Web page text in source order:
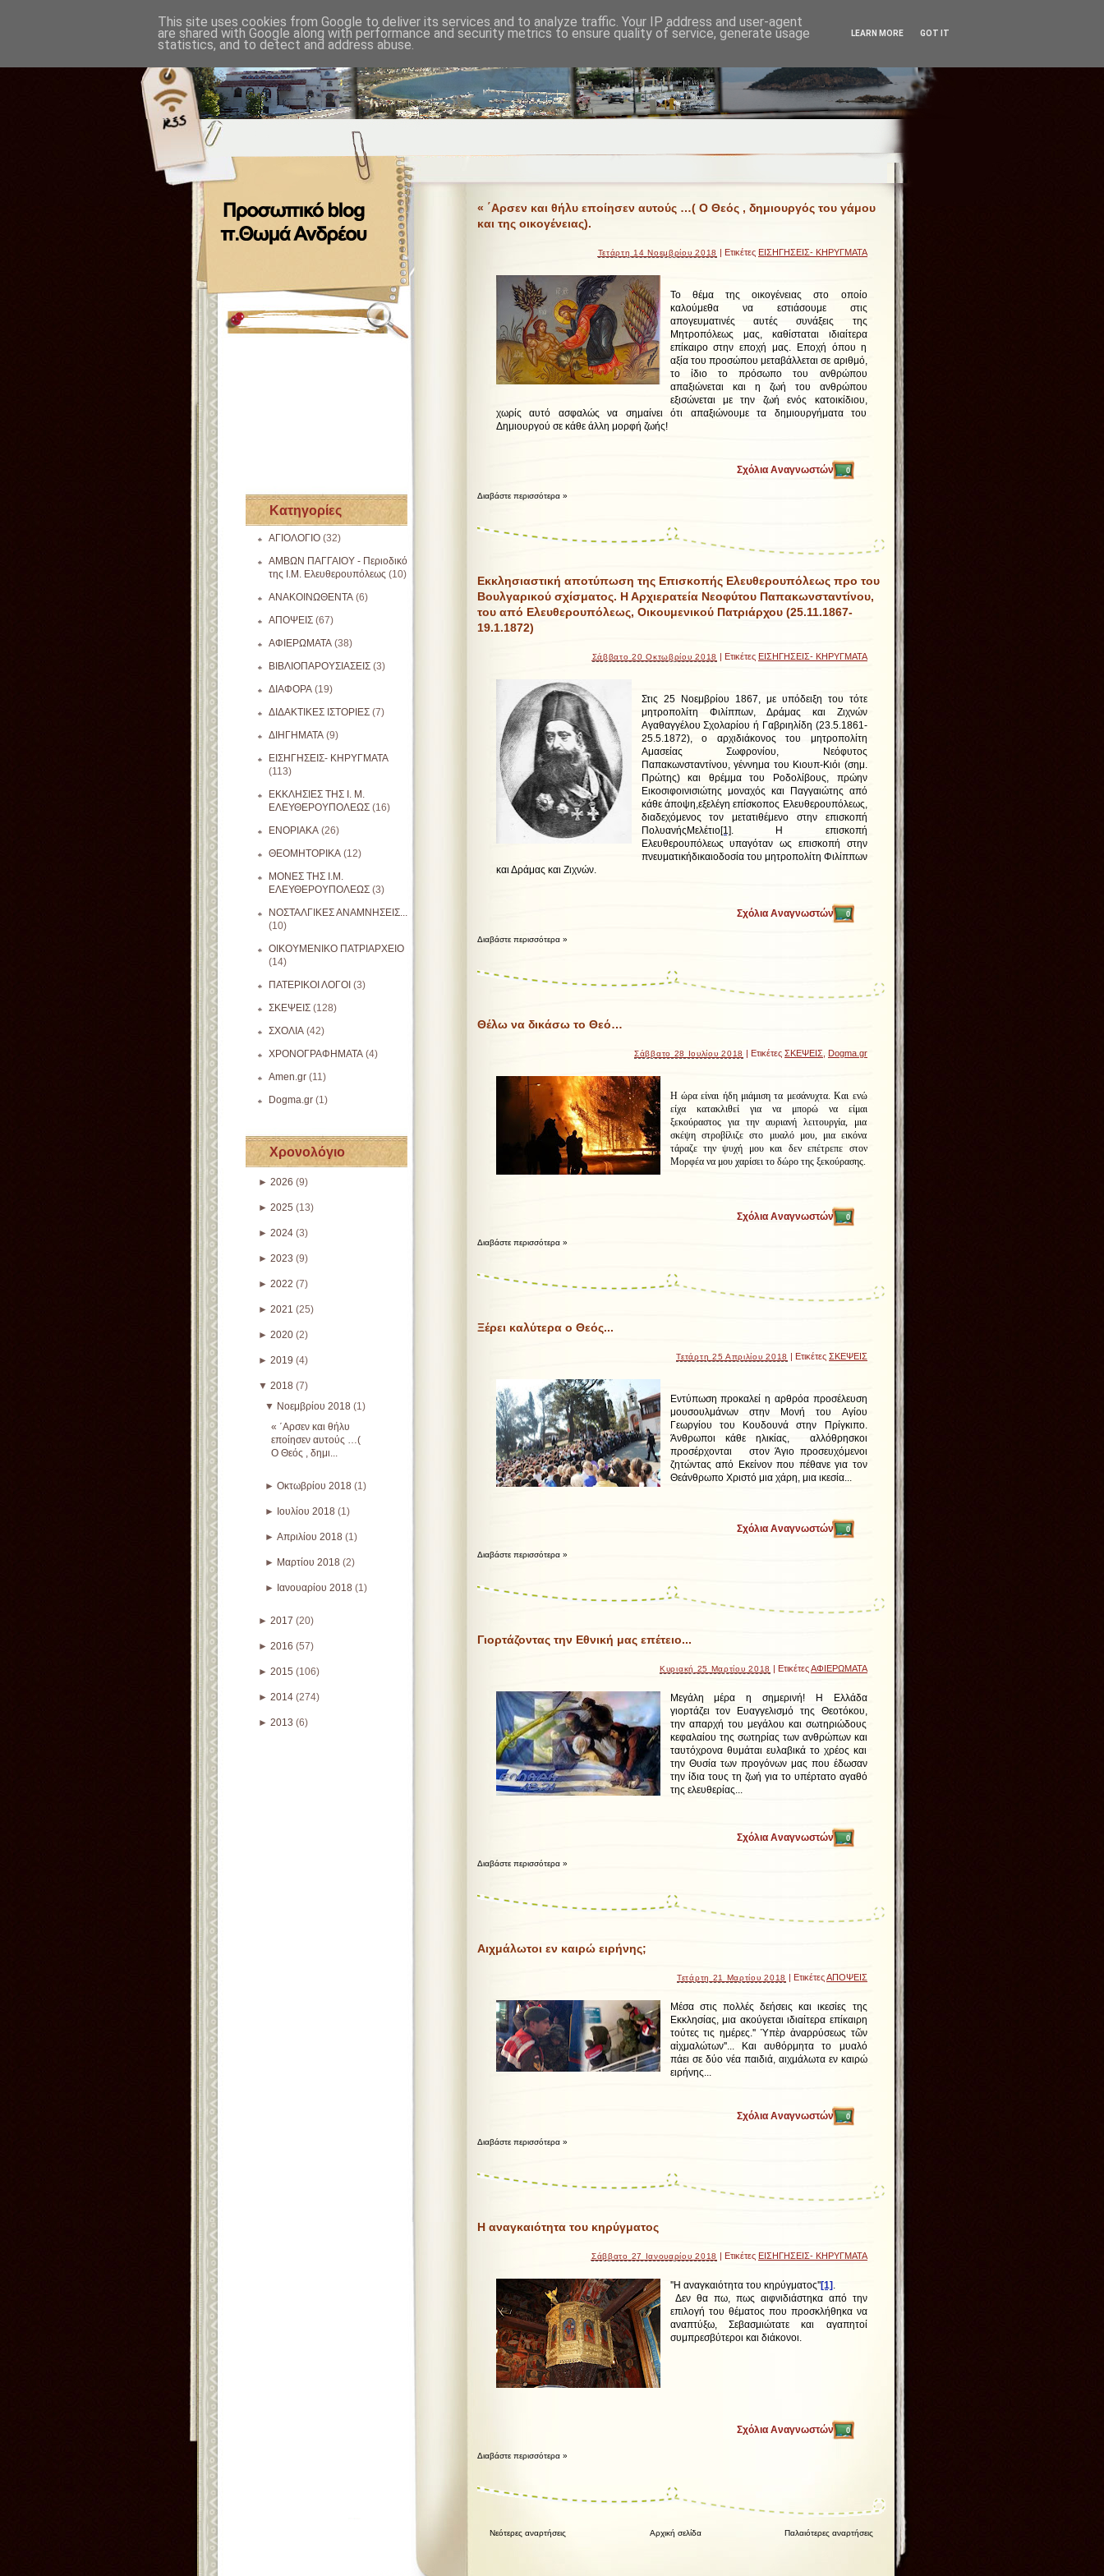
Κατηγορίες
ΑΓΙΟΛΟΓΙΟ (32)
ΑΜΒΩΝ ΠΑΓΓΑΙΟΥ - Περιοδικό
της Ι.Μ. Ελευθερουπόλεως (10)
ΑΝΑΚΟΙΝΩΘΕΝΤΑ (6)
ΑΠΟΨΕΙΣ (67)
ΑΦΙΕΡΩΜΑΤΑ (38)
ΒΙΒΛΙΟΠΑΡΟΥΣΙΑΣΕΙΣ (3)
ΔΙΑΦΟΡΑ (19)
ΔΙΔΑΚΤΙΚΕΣ ΙΣΤΟΡΙΕΣ (7)
ΔΙΗΓΗΜΑΤΑ (9)
ΕΙΣΗΓΗΣΕΙΣ- ΚΗΡΥΓΜΑΤΑ
(113)
ΕΚΚΛΗΣΙΕΣ ΤΗΣ Ι. Μ.
ΕΛΕΥΘΕΡΟΥΠΟΛΕΩΣ (16)
ΕΝΟΡΙΑΚΑ (26)
ΘΕΟΜΗΤΟΡΙΚΑ (12)
ΜΟΝΕΣ ΤΗΣ Ι.Μ.
ΕΛΕΥΘΕΡΟΥΠΟΛΕΩΣ (3)
ΝΟΣΤΑΛΓΙΚΕΣ ΑΝΑΜΝΗΣΕΙΣ...
(10)
ΟΙΚΟΥΜΕΝΙΚΟ ΠΑΤΡΙΑΡΧΕΙΟ
(14)
ΠΑΤΕΡΙΚΟΙ ΛΟΓΟΙ (3)
ΣΚΕΨΕΙΣ (128)
ΣΧΟΛΙΑ (42)
ΧΡΟΝΟΓΡΑΦΗΜΑΤΑ (4)
Amen.gr (11)
Dogma.gr (1)
Χρονολόγιο
► 2026 (9)
► 2025 (13)
► 2024 (3)
► 2023 (9)
► 2022 (7)
► 2021 (25)
► 2020 (2)
► 2019 (4)
▼ 2018 (7)
▼ Νοεμβρίου 2018 (1)
« ΄Αρσεν και θήλυ
εποίησεν αυτούς …(
Ο Θεός , δημι...
► Οκτωβρίου 2018 (1)
► Ιουλίου 2018 (1)
► Απριλίου 2018 (1)
► Μαρτίου 2018 (2)
► Ιανουαρίου 2018 (1)
► 2017 (20)
► 2016 (57)
► 2015 (106)
► 2014 (274)
► 2013 (6)
« ΄Αρσεν και θήλυ εποίησεν αυτούς …( Ο Θεός , δημιουργός του γάμου
και της οικογένειας).
Τετάρτη 14 Νοεμβρίου 2018 | Ετικέτες ΕΙΣΗΓΗΣΕΙΣ- ΚΗΡΥΓΜΑΤΑ
Το θέμα της οικογένειας στο οποίο
καλούμεθα να εστιάσουμε στις
απογευματινές αυτές συνάξεις της
Μητροπόλεως μας, καθίσταται ιδιαίτερα
επίκαιρο στην εποχή μας. Εποχή όπου η
αξία του προσώπου μεταβάλλεται σε αριθμό,
το ίδιο το πρόσωπο του ανθρώπου
απαξιώνεται και η ζωή του ανθρώπου
εξισώνεται με την ζωή ενός κατοικίδιου,
χωρίς αυτό ασφαλώς να σημαίνει ότι απαξιώνουμε τα δημιουργήματα του
Δημιουργού σε κάθε άλλη μορφή ζωής!
Σχόλια Αναγνωστών 0
Διαβάστε περισσότερα »
Εκκλησιαστική αποτύπωση της Επισκοπής Ελευθερουπόλεως προ του
Βουλγαρικού σχίσματος. Η Αρχιερατεία Νεοφύτου Παπακωνσταντίνου,
του από Ελευθερουπόλεως, Οικουμενικού Πατριάρχου (25.11.1867-
19.1.1872)
Σάββατο 20 Οκτωβρίου 2018 | Ετικέτες ΕΙΣΗΓΗΣΕΙΣ- ΚΗΡΥΓΜΑΤΑ
Στις 25 Νοεμβρίου 1867, με υπόδειξη του τότε
μητροπολίτη Φιλίππων, Δράμας και Ζιχνών
Αγαθαγγέλου Σχολαρίου ή Γαβριηλίδη (23.5.1861-
25.5.1872), ο αρχιδιάκονος του μητροπολίτη
Αμασείας Σωφρονίου, Νεόφυτος
Παπακωνσταντίνου, γέννημα του Κιουπ-Κιόι (σημ.
Πρώτης) και θρέμμα του Ροδολίβους, πρώην
Εικοσιφοινισιώτης μοναχός και Παγγαιώτης από
κάθε άποψη,εξελέγη επίσκοπος Ελευθερουπόλεως,
διαδεχόμενος τον μετατιθέμενο στην επισκοπή
ΠολυανήςΜελέτιο[1]. Η επισκοπή
Ελευθερουπόλεως υπαγόταν ως επισκοπή στην
πνευματικήδικαιοδοσία του μητροπολίτη Φιλίππων
και Δράμας και Ζιχνών.
Σχόλια Αναγνωστών 0
Διαβάστε περισσότερα »
Θέλω να δικάσω το Θεό…
Σάββατο 28 Ιουλίου 2018 | Ετικέτες ΣΚΕΨΕΙΣ Dogma.gr
Η ώρα είναι ήδη μιάμιση τα μεσάνυχτα. Και ενώ
είχα κατακλιθεί για να μπορώ να είμαι
ξεκούραστος για την αυριανή λειτουργία, μια
σκέψη στροβίλιζε στο μυαλό μου, μια εικόνα
τάραζε την ψυχή μου και δεν επέτρεπε στον
Μορφέα να μου χαρίσει το δώρο της ξεκούρασης.
Σχόλια Αναγνωστών 0
Διαβάστε περισσότερα »
Ξέρει καλύτερα ο Θεός...
Τετάρτη 25 Απριλίου 2018 | Ετικέτες ΣΚΕΨΕΙΣ
Εντύπωση προκαλεί η αρθρόα προσέλευση
μουσουλμάνων στην Μονή του Αγίου
Γεωργίου του Κουδουνά στην Πρίγκιπο.
Άνθρωποι κάθε ηλικίας, αλλόθρησκοι
προσέρχονται στον Άγιο προσευχόμενοι
ζητώντας από Εκείνον που πέθανε για τον
Θεάνθρωπο Χριστό μια χάρη, μια ικεσία...
Σχόλια Αναγνωστών 0
Διαβάστε περισσότερα »
Γιορτάζοντας την Εθνική μας επέτειο...
Κυριακή 25 Μαρτίου 2018 | ΕτικέτεςΑΦΙΕΡΩΜΑΤΑ
Μεγάλη μέρα η σημερινή! Η Ελλάδα
γιορτάζει τον Ευαγγελισμό της Θεοτόκου,
την απαρχή του μεγάλου και σωτηριώδους
κεφαλαίου της σωτηρίας των ανθρώπων και
ταυτόχρονα θυμάται ευλαβικά το χρέος και
την Θυσία των προγόνων μας που έδωσαν
την ίδια τους τη ζωή για το υπέρτατο αγαθό
της ελευθερίας...
Σχόλια Αναγνωστών 0
Διαβάστε περισσότερα »
Αιχμάλωτοι εν καιρώ ειρήνης;
Τετάρτη 21 Μαρτίου 2018 | ΕτικέτεςΑΠΟΨΕΙΣ
Μέσα στις πολλές δεήσεις και ικεσίες της
Εκκλησίας, μια ακούγεται ιδιαίτερα επίκαιρη
τούτες τις ημέρες.'' Ὑπὲρ ἀναρρύσεως τῶν
αἰχμαλώτων''... Και αυθόρμητα το μυαλό
πάει σε δύο νέα παιδιά, αιχμάλωτα εν καιρώ
ειρήνης...
Σχόλια Αναγνωστών 0
Διαβάστε περισσότερα »
Η αναγκαιότητα του κηρύγματος
Σάββατο 27 Ιανουαρίου 2018 | Ετικέτες ΕΙΣΗΓΗΣΕΙΣ- ΚΗΡΥΓΜΑΤΑ
''Η αναγκαιότητα του κηρύγματος''[1] .
Δεν θα πω, πως αιφνιδιάστηκα από την
επιλογή του θέματος που προσκλήθηκα να
αναπτύξω, Σεβασμιώτατε και αγαπητοί
συμπρεσβύτεροι και διάκονοι.
Σχόλια Αναγνωστών 0
Διαβάστε περισσότερα »
Νεότερες αναρτήσεις Παλαιότερες αναρτήσεις
Αρχική σελίδα
This site uses cookies from Google to deliver its services and to analyze traffic. Your IP address and user-agent
are shared with Google along with performance and security metrics to ensure quality of service, generate usage
statistics, and to detect and address abuse.
LEARN MORE GOT IT